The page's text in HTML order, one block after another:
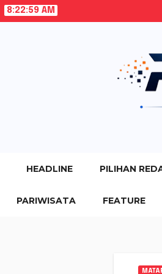
8:23:00 AM
HEADLINE PILIHAN
PARIWISATA FEATURE